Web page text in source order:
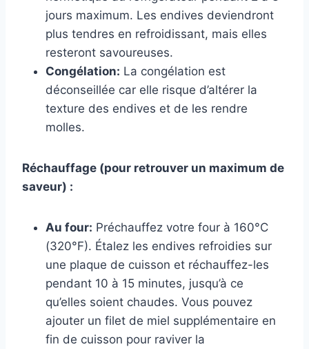
jours maximum. Les endives deviendront
plus tendres en refroidissant, mais elles
resteront savoureuses.
Congélation: La congélation est
déconseillée car elle risque d’altérer la
texture des endives et de les rendre
molles.
Réchauffage (pour retrouver un maximum de
saveur) :
Au four: Préchauffez votre four à 160°C
(320°F). Étalez les endives refroidies sur
une plaque de cuisson et réchauffez-les
pendant 10 à 15 minutes, jusqu’à ce
qu’elles soient chaudes. Vous pouvez
ajouter un filet de miel supplémentaire en
fin de cuisson pour raviver la